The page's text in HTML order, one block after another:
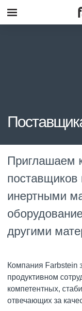
Приглашаем
инертными
другими
Компания Farbstein
продуктивном
компетентных,
отвечающих за